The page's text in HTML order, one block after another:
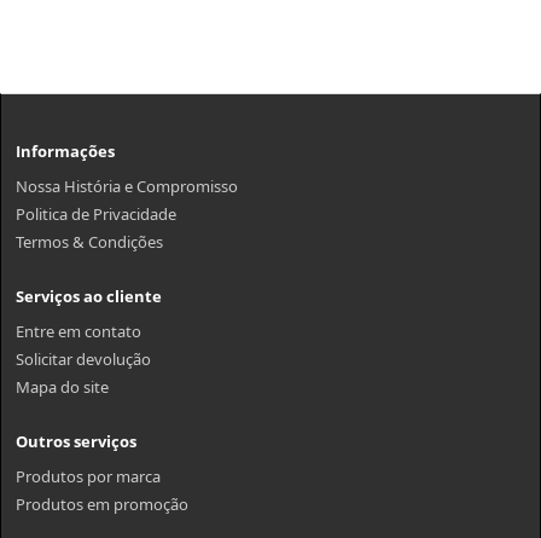
Informações
Nossa História e Compromisso
Politica de Privacidade
Termos & Condições
Serviços ao cliente
Entre em contato
Solicitar devolução
Mapa do site
Outros serviços
Produtos por marca
Produtos em promoção